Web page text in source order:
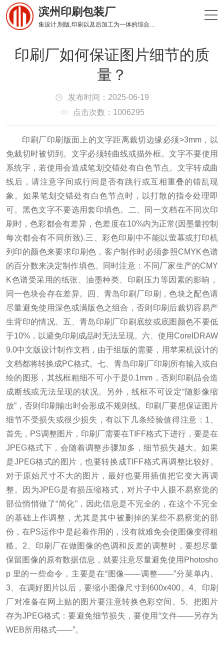
滨州印刷包装厂
集设计,制版,印刷以及后加工为一体的综合性印刷企业
印刷厂如何保证图片细节的质
量？
发布时间：2025-06-19
点击次数：1006295
印刷厂印刷版面上的文字距离裁切边缘必须>3mm，以
免裁切时被切到。 文字必须转曲线或描外框。文字不要使用
系统字，若使用会造成笔划交错处有白色节点。 文字转成曲
线后，请注意字间或行间是否有跳行或互相重叠的错乱现
象。 如果笔划交错处有白色节点时，以打散的指令处理即
可。 黑色文字不要选用套印填色。
二、同一文档在不同次印
刷时，色彩都会有差异，色差度在10%内为正常(因墨量控制
每次都会有不同所致).三、彩色印刷中不能以萤幕或打印机
列印的颜色来要求印刷色，客户制作时必须参照CMYK色谱
的百分数来决定制作填色。
同时注意：不同厂家生产的CMY
K色谱受采用的纸张、油墨种类、印刷压力等因素的影响，
同一色块会存在差异。
四、青岛印刷厂印刷，色块之配色请
尽量避免使用深色或满版色之组合，否则印刷后裁切容易产
生背印的情况。 五、青岛印刷厂印刷底纹或底图颜色不要低
于10%，以避免印刷成品时无法呈现。 六、使用CoreIDRAW
9.0中文版设计制作文档，由于组版的需要，用苹果机设计的
文档都将转换成PC格式。七、青岛印刷厂印刷所有输入或自
绘的图形，其线框粗细不可小于是0.1mm，否则印刷品会造
成断线或无法呈现的状况。
另外，线框不可设定“随影像缩
放”，否则印刷输出时会形成不规则线。 印刷厂要想保证图片
细节不受损失或很少损失，有以下几条经验值得注意：1、
首先，PS调整图片，印刷厂需要在TIFF格式下进行，要是在
JPEG格式下，会随着调整步骤加多，细节损失越大。如果
是JPEG格式的图片，也要转换成TIFF格式再调整比较好。
对于原始尺寸不大的图片，最好也要用插值把它变大再调
整。
因为JPEG是有损压缩格式，对片子中人眼不易察觉的
部位悄悄做了“简化”，因此信息是不完全的，在这个不完全
的基础上作调整，尤其是其中被删掉的某些不易察觉的部
份，在PS运作中是起着作用的，没有就难免会使图像变得粗
糙。 2、印刷厂在做图像的色调和反差的调整时，要想尽量
保留图像的原有数据信息，就要注意尽量避免使用Photosho
p 里的一些命令，主要是在“图像——调整——”分菜单内。
3、在调好图片以后，要缩小图像尺寸到600x400。 4、印刷
厂对准备在网上贴的图片要注意转换色彩空间。 5、把图片
存为JPEG格式：要避免细节损失，要使用“文件——另存为
WEB所用格式——”。